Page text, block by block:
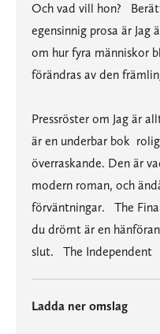
Och vad vill hon?
egensinnig prosa är
om hur fyra människor
förändras av den
Pressröster om Jag är
är en underbar bok 
överraskande. Den är
modern roman, och
förväntningar. The
du drömt är en
slut. The Independent
Ladda ner omslag